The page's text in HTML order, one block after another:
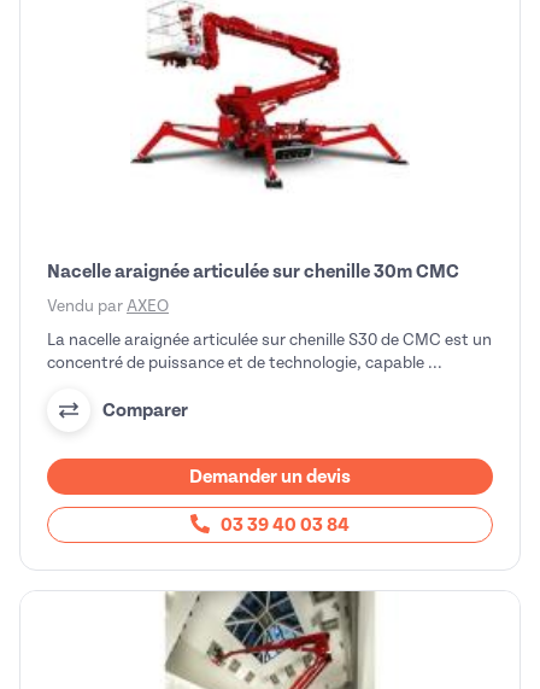
Nacelle araignée articulée sur chenille 30m CMC
Vendu par AXEO
La nacelle araignée articulée sur chenille S30 de CMC est un
concentré de puissance et de technologie, capable ...
Comparer
Demander un devis
03 39 40 03 84